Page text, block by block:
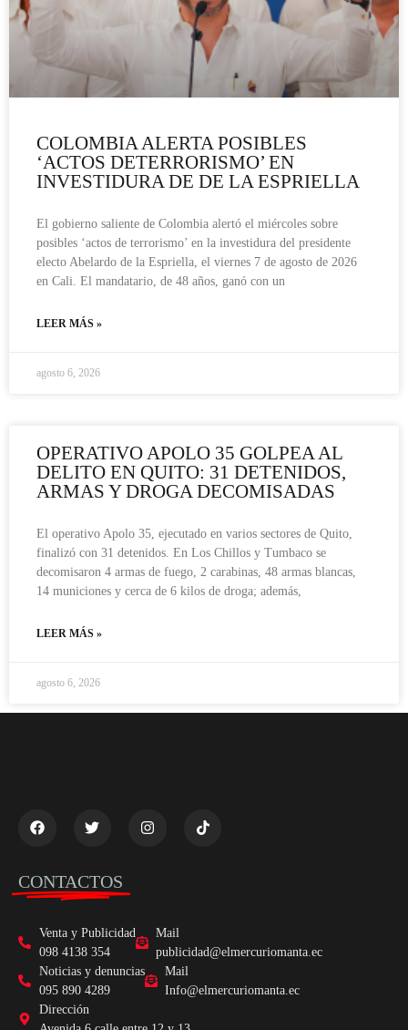
COLOMBIA ALERTA POSIBLES
‘ACTOS DETERRORISMO’ EN
INVESTIDURA DE DE LA ESPRIELLA
El gobierno saliente de Colombia alertó el miércoles sobre
posibles ‘actos de terrorismo’ en la investidura del presidente
electo Abelardo de la Espriella, el viernes 7 de agosto de 2026
en Cali. El mandatario, de 48 años, ganó con un
LEER MÁS »
agosto 6, 2026
OPERATIVO APOLO 35 GOLPEA AL
DELITO EN QUITO: 31 DETENIDOS,
ARMAS Y DROGA DECOMISADAS
El operativo Apolo 35, ejecutado en varios sectores de Quito,
finalizó con 31 detenidos. En Los Chillos y Tumbaco se
decomisaron 4 armas de fuego, 2 carabinas, 48 armas blancas,
14 municiones y cerca de 6 kilos de droga; además,
LEER MÁS »
agosto 6, 2026
CONTACTOS
Venta y Publicidad
098 4138 354
Mail
publicidad@elmercuriomanta.ec
Noticias y denuncias
095 890 4289
Mail
Info@elmercuriomanta.ec
Dirección